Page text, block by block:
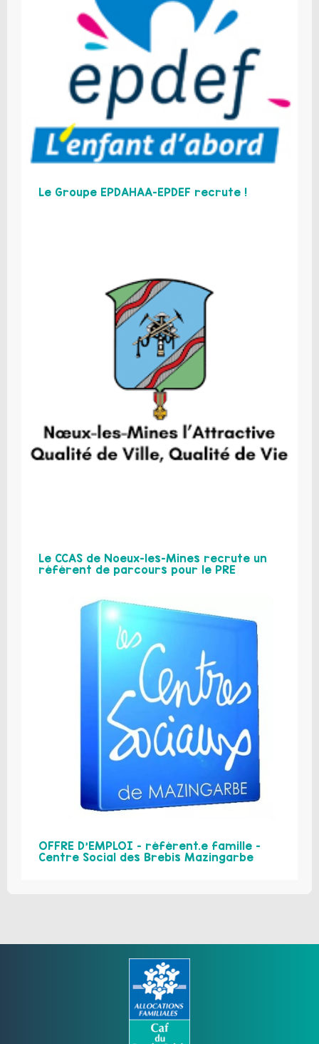
Le Groupe EPDAHAA-EPDEF recrute !
Le CCAS de Noeux-les-Mines recrute un
référent de parcours pour le PRE
OFFRE D’EMPLOI – référent.e famille –
Centre Social des Brebis Mazingarbe